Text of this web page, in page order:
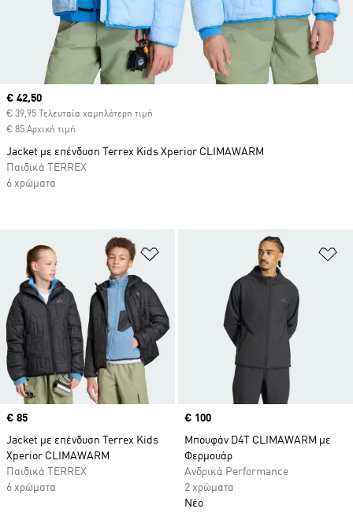
Προσθήκη στη Λίστα Επιθυμιών
Price
€ 85
Jacket με επένδυση Terrex Kids
Xperior CLIMAWARM
Παιδικά TERREX
6 χρώματα
Price
€ 100
Μπουφάν D4T CLIMAWARM με
Φερμουάρ
Ανδρικά Performance
2 χρώματα
Νέο
Current price
€ 42,50
€ 39,95 Τελευταία χαμηλότερη τιμή
€ 85 Αρχική τιμή
Jacket με επένδυση Terrex Kids Xperior CLIMAWARM
Παιδικά TERREX
6 χρώματα